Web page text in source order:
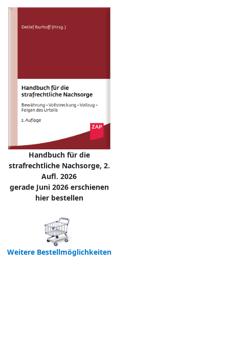
Handbuch für die
strafrechtliche Nachsorge, 2.
Aufl. 2026
gerade Juni 2026 erschienen
hier bestellen
Weitere Bestellmöglichkeiten